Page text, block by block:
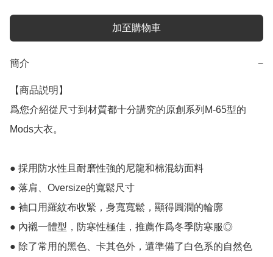
加至購物車
簡介 −
【商品説明】
爲您介紹從尺寸到材質都十分講究的原創系列M-65型的
Mods大衣。
● 採用防水性且耐磨性強的尼龍和棉混紡面料
● 落肩、Oversize的寬鬆尺寸
● 袖口用羅紋布收緊，身寬寬鬆，顯得圓潤的輪廓
● 內襯一體型，防寒性極佳，推薦作爲冬季防寒服◎
● 除了常用的黑色、卡其色外，還準備了白色系的自然色